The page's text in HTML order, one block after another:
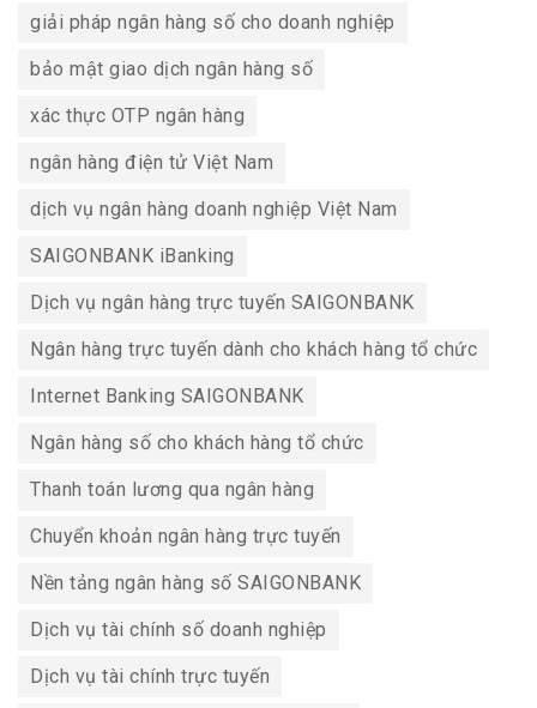
giải pháp ngân hàng số cho doanh nghiệp
bảo mật giao dịch ngân hàng số
xác thực OTP ngân hàng
ngân hàng điện tử Việt Nam
dịch vụ ngân hàng doanh nghiệp Việt Nam
SAIGONBANK iBanking
Dịch vụ ngân hàng trực tuyến SAIGONBANK
Ngân hàng trực tuyến dành cho khách hàng tổ chức
Internet Banking SAIGONBANK
Ngân hàng số cho khách hàng tổ chức
Thanh toán lương qua ngân hàng
Chuyển khoản ngân hàng trực tuyến
Nền tảng ngân hàng số SAIGONBANK
Dịch vụ tài chính số doanh nghiệp
Dịch vụ tài chính trực tuyến